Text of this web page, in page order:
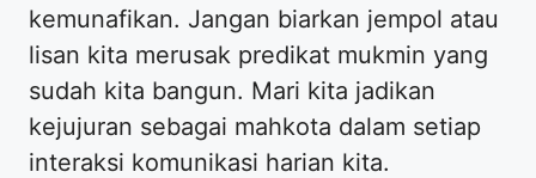
kemunafikan. Jangan biarkan jempol atau
lisan kita merusak predikat mukmin yang
sudah kita bangun. Mari kita jadikan
kejujuran sebagai mahkota dalam setiap
interaksi komunikasi harian kita.